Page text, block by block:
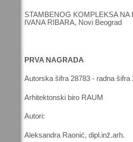
STAMBENOG KOMPLEKSA NA
IVANA RIBARA, Novi Beograd
PRVA NAGRADA
Autorska šifra 28783 - radna šifra
Arhitektonski biro RAUM
Autori:
Aleksandra Raonić, dipl.inž.arh.